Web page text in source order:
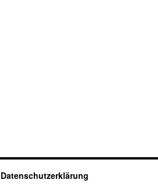
Datenschutz­erklärung